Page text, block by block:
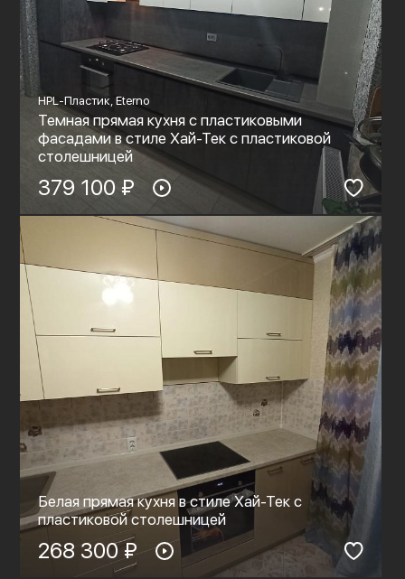
HPL-Пластик, Eterno
Темная прямая кухня с пластиковыми
фасадами в стиле Хай-Тек с пластиковой
столешницей
379 100 ₽
Белая прямая кухня в стиле Хай-Тек с
пластиковой столешницей
268 300 ₽